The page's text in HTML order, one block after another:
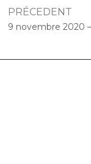
PRÉCEDENT